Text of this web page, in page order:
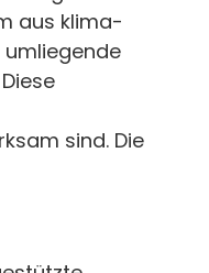
aus klima-
sind. Die